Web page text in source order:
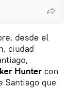
desde el
ciudad
Hunter con
Santiago que